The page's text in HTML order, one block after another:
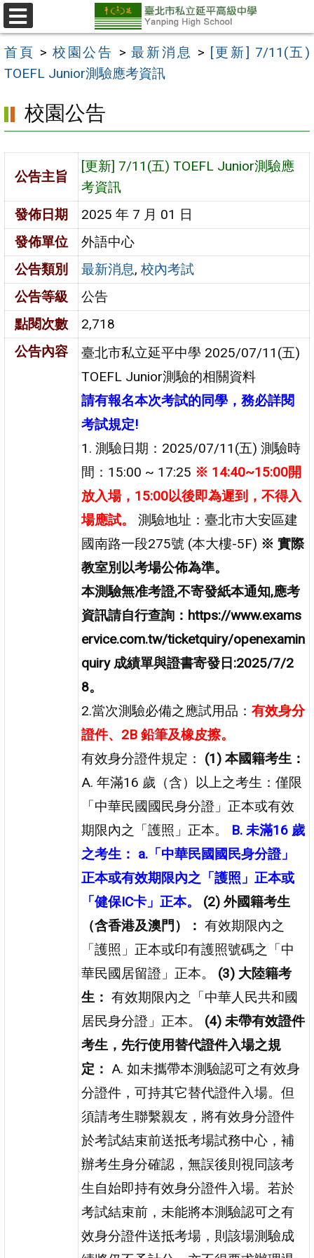
跳
至
主
要
區
選
單
首頁 > 校園公告 >最新消息 > [更新] 7/11(五)
TOEFL Junior測驗應考資訊
校園公告
公告主旨
[更新] 7/11(五) TOEFL Junior測驗應
考資訊
發佈日期
2025 年 7 月 01 日
發佈單位
外語中心
公告類別
最新消息,校內考試
公告等級
公告
點閱次數
2,718
公告內容
臺北市私立延平中學 2025/07/11(五)
TOEFL Junior測驗的相關資料
請有報名本次考試的同學，務必詳閱
考試規定!
1. 測驗日期：2025/07/11(五) 測驗時
間：15:00 ~ 17:25 ※ 14:40~15:00開
放入場，15:00以後即為遲到，不得入
場應試。
測驗地址：臺北市大安區建
國南路一段275號 (本大樓-5F) ※ 實際
教室別以考場公佈為準。
本測驗無准考證,不寄發紙本通知,應考
資訊請自行查詢：https://www.exams
ervice.com.tw/ticketquiry/openexamin
quiry 成績單與證書寄發日:2025/7/2
8。
2.當次測驗必備之應試用品：有效身分
證件、2B 鉛筆及橡皮擦。
有效身分證件規定： (1) 本國籍考生：
A. 年滿16 歲（含）以上之考生：僅限
「中華民國國民身分證」正本或有效
期限內之「護照」正本。 B. 未滿16 歲
之考生： a.「中華民國國民身分證」
正本或有效期限內之「護照」正本或
「健保IC卡」正本。
(2) 外國籍考生
（含香港及澳門）： 有效期限內之
「護照」正本或印有護照號碼之「中
華民國居留證」正本。 (3) 大陸籍考
生： 有效期限內之「中華人民共和國
居民身分證」正本。 (4) 未帶有效證件
考生，先行使用替代證件入場之規
定： A. 如未攜帶本測驗認可之有效身
分證件，可持其它替代證件入場。但
須請考生聯繫親友，將有效身分證件
於考試結束前送抵考場試務中心，補
辦考生身分確認，無誤後則視同該考
生自始即持有效身分證件入場。若於
考試結束前，未能將本測驗認可之有
效身分證件送抵考場，則該場測驗成